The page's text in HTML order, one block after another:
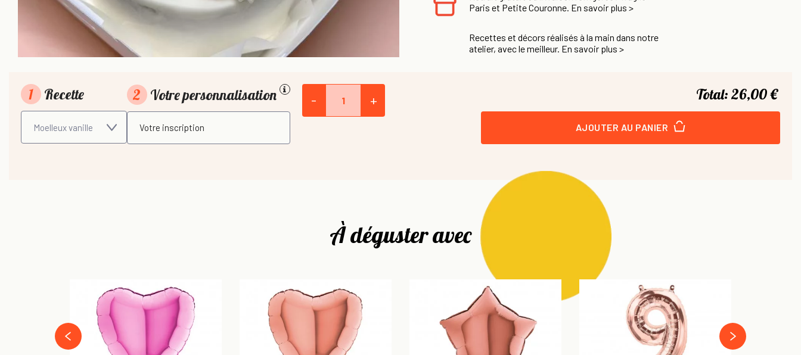
Paris et Petite Couronne. En savoir plus >
Recettes et décors réalisés à la main dans notre
atelier, avec le meilleur. En savoir plus >
1 Recette 2 Votre personnalisation - + Total: 26,00 €
AJOUTER AU PANIER
À déguster avec
prev
next